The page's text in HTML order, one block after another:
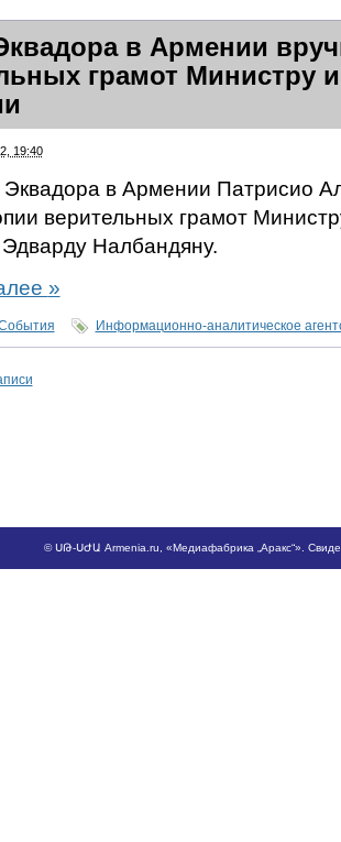
в Армении
грамот Министру
19:40
в Армении Патрисио
верительных грамот
Налбандяну.
»
Информационно-аналитическое
©ՍԹ-ՍԺԱ Armenia.ru , «Медиафабрика „Аракс“».